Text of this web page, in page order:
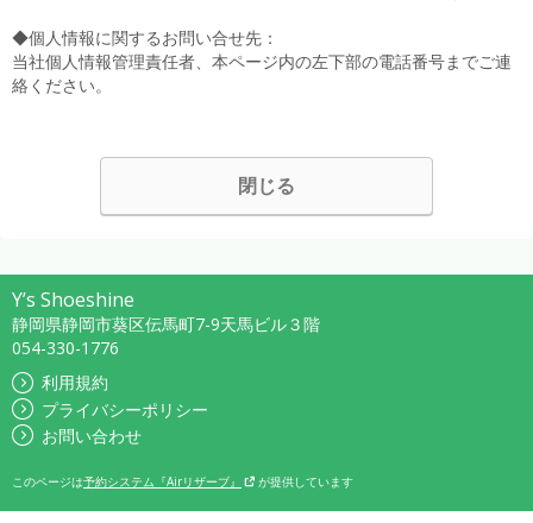
◆個人情報に関するお問い合せ先：
当社個人情報管理責任者、本ページ内の左下部の電話番号までご連
絡ください。
閉じる
Y’s Shoeshine
静岡県静岡市葵区伝馬町7-9天馬ビル３階
054-330-1776
利用規約
プライバシーポリシー
お問い合わせ
このページは予約システム『Airリザーブ』 が提供しています